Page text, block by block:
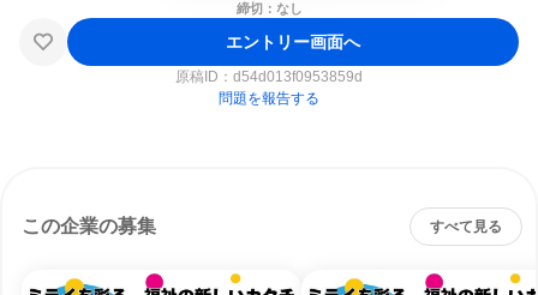
締切：なし
エントリー画面へ
原稿ID： d54d013f0953859d
問題を報告する
この企業の募集 すべて見る